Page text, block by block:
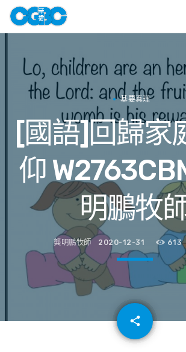
基要真理
[國語]回歸家
仰
明鵬牧
龔明鵬牧師 2020-12-31 613
share
email